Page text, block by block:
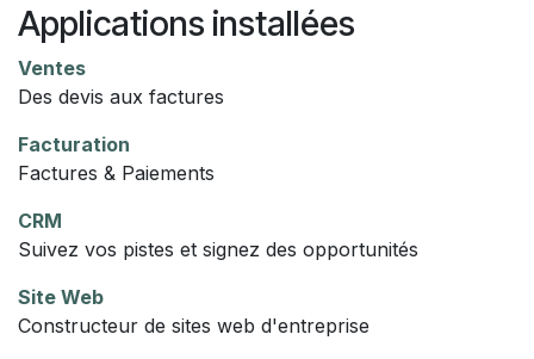
Applications installées
Ventes
Des devis aux factures
Facturation
Factures & Paiements
CRM
Suivez vos pistes et signez des opportunités
Site Web
Constructeur de sites web d'entreprise